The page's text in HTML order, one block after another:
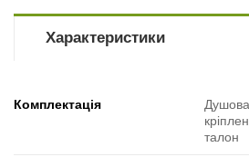
Характеристики
Комплектація
талон